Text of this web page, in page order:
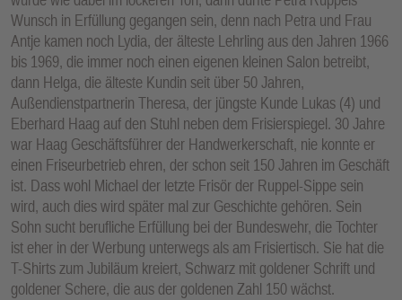
Wunsch in Erfüllung gegangen sein, denn nach Petra und Frau
Antje kamen noch Lydia, der älteste Lehrling aus den Jahren 1966
bis 1969, die immer noch einen eigenen kleinen Salon betreibt,
dann Helga, die älteste Kundin seit über 50 Jahren,
Außendienstpartnerin Theresa, der jüngste Kunde Lukas (4) und
Eberhard Haag auf den Stuhl neben dem Frisierspiegel. 30 Jahre
war Haag Geschäftsführer der Handwerkerschaft, nie konnte er
einen Friseurbetrieb ehren, der schon seit 150 Jahren im Geschäft
ist. Dass wohl Michael der letzte Frisör der Ruppel-Sippe sein
wird, auch dies wird später mal zur Geschichte gehören. Sein
Sohn sucht berufliche Erfüllung bei der Bundeswehr, die Tochter
ist eher in der Werbung unterwegs als am Frisiertisch. Sie hat die
T-Shirts zum Jubiläum kreiert, Schwarz mit goldener Schrift und
goldener Schere, die aus der goldenen Zahl 150 wächst.